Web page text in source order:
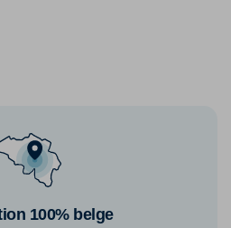
100% belge